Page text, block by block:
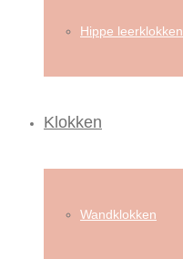
Hippe
Klokken
Wandklokken